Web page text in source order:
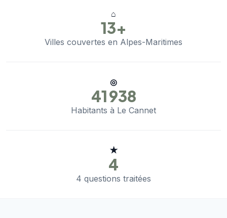
⌂
13+
Villes couvertes en Alpes-Maritimes
◎
41 938
Habitants à Le Cannet
★
4
4 questions traitées